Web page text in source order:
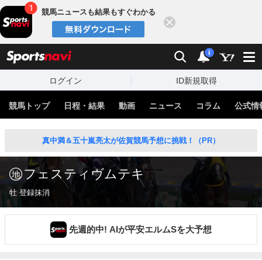
競馬ニュースも結果もすぐわかる
検索 通知
i
ログイン ID新規取得
競馬トップ 日程・結果 動画 ニュース コラム 公式情
真中満＆五十嵐亮太が佐賀競馬予想に挑戦！（PR）
フェスティヴムテキ
牡 登録抹消
先週的中! AIが平安エルムSを大予想